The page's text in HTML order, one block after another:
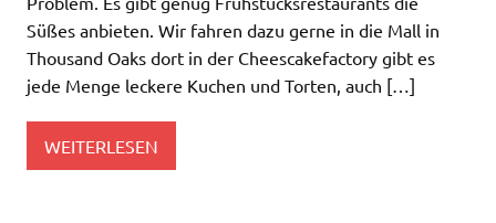
Süßes anbieten. Wir fahren dazu gerne in die Mall in
Thousand Oaks dort in der Cheescakefactory gibt es
jede Menge leckere Kuchen und Torten, auch […]
WEITERLESEN